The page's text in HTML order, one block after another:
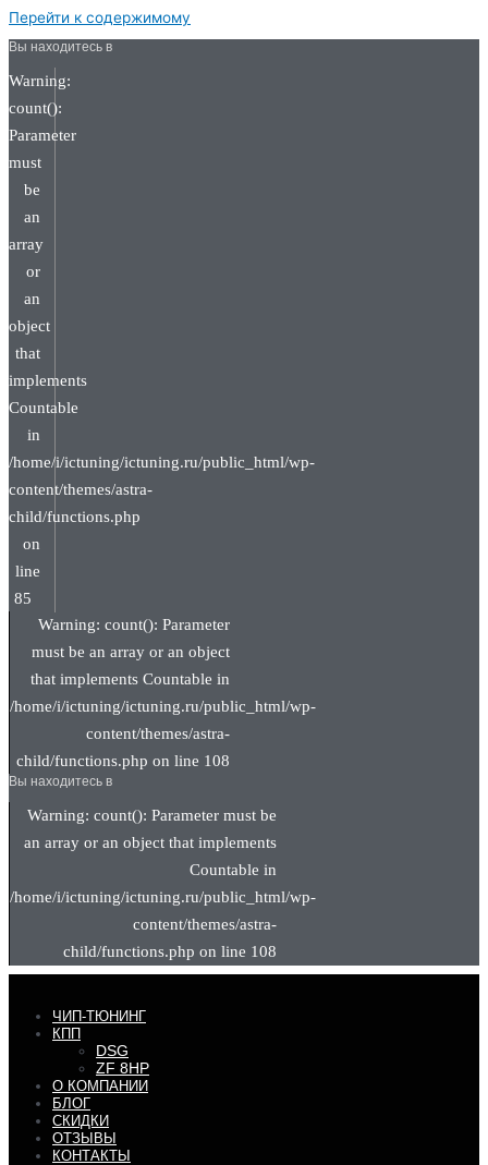
Перейти к содержимому
Вы находитесь в
Warning:
count():
Parameter
must
be
an
array
or
an
object
that
implements
Countable
in
/home/i/ictuning/ictuning.ru/public_html/wp-
content/themes/astra-
child/functions.php
on
line
85
Warning: count(): Parameter
must be an array or an object
that implements Countable in
/home/i/ictuning/ictuning.ru/public_html/wp-
content/themes/astra-
child/functions.php on line 108
Вы находитесь в
Warning: count(): Parameter must be
an array or an object that implements
Countable in
/home/i/ictuning/ictuning.ru/public_html/wp-
content/themes/astra-
child/functions.php on line 108
ЧИП-ТЮНИНГ
КПП
DSG
ZF 8HP
О КОМПАНИИ
БЛОГ
СКИДКИ
ОТЗЫВЫ
КОНТАКТЫ